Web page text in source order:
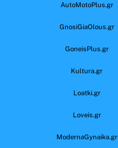
AutoMotoPlus.gr
GnosiGiaOlous.gr
GoneisPlus.gr
Kultura.gr
Loatki.gr
Loveis.gr
ModernaGynaika.gr